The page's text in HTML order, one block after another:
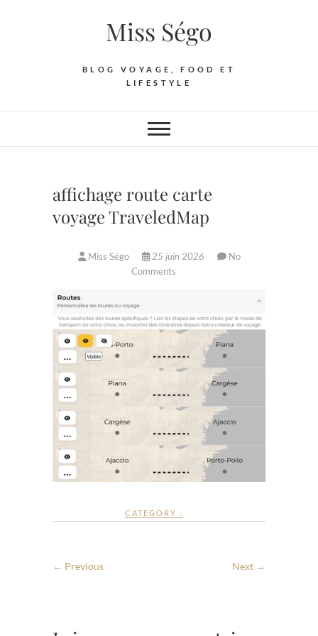
Miss Ségo
BLOG VOYAGE, FOOD ET
LIFESTYLE
affichage route carte
voyage TraveledMap
Miss Ségo 25 juin 2026
No
Comments
CATEGORY :
← Previous Next →